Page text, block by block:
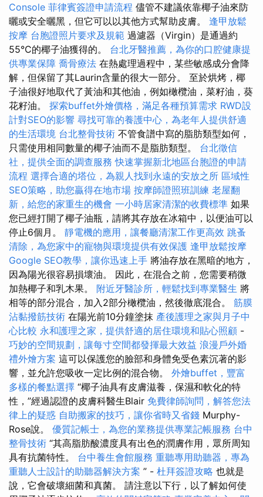
Console 菲律賓簽證申請流程 儘管不建議依靠椰子油來防
曬或安全曬黑，但它可以以其他方式幫助皮膚。 逢甲放鬆
按摩 台胞證照片要求及規範 過濾器（Virgin）是通過約
55°C的椰子油獲得的。 台北牙醫推薦，為你的口腔健康提
供專業保障 喬骨療法 在熱處理過程中，某些敏感成分會降
解，但保留了其Laurin含量的很大一部分。 至於烘烤，椰
子油很好地取代了黃油和其他油，例如橄欖油，菜籽油，葵
花籽油。 探索buffet外燴價格，滿足各種預算需求 RWD設
計對SEO的影響 尋找可靠的養護中心，為老年人提供舒適
的生活環境 台北整骨技術 不管食譜中寫的脂肪類型如何，
只需使用相同數量的椰子油而不是脂肪類型。 台北徵信
社，提供全面的調查服務 快速掌握新北地區台胞證的申請
流程 選擇合適的塔位，為親人找到永遠的安放之所 區域性
SEO策略，助您贏得在地市場 按摩師證照班訓練 老屋翻
新，給您的家重生的機會 一小時居家清潔的收費標準 如果
您已經打開了椰子油瓶，請將其存放在冰箱中，以便油可以
停止6個月。 靜電機的應用，讓餐廳清潔工作更高效 跳蚤
清除，為您家中的寵物與環境提供有效保護 逢甲放鬆按摩
Google SEO教學，讓你迅速上手 將油存放在黑暗的地方，
因為陽光很容易損壞油。 因此，在混合之前，您需要稍微
加熱椰子和乳木果。 附近牙醫診所，輕鬆找到專業醫生 將
相等的部分混合，加入2部分橄欖油，然後徹底混合。 筋膜
沾黏撥筋技術 在陽光前10分鐘塗抹 產後護理之家與月子中
心比較 永和護理之家，提供舒適的居住環境和貼心照顧 -
巧妙的空間規劃，讓每寸空間都發揮最大效益 浪漫戶外婚
禮外燴方案 這可以保護您的臉部和身體免受色素沉著的影
響，並允許您吸收一定比例的混合物。 外燴buffet，豐富
多樣的餐點選擇 “椰子油具有皮膚滋養，保濕和軟化的特
性，”經過認證的皮膚科醫生Blair 免費律師詢問，解答您法
律上的疑惑 自助搬家的技巧，讓你省時又省錢 Murphy-
Rose說。 優質記帳士，為您的業務提供專業記帳服務 台中
整骨技術 “其高脂肪酸濃度具有出色的潤膚作用，眾所周知
具有抗菌特性。 台中養生會館服務 重聽專用助聽器，專為
重聽人士設計的助聽器解決方案 ” - 杜拜簽證攻略 也就是
說，它會破壞細菌和真菌。 請注意以下行，以了解如何使